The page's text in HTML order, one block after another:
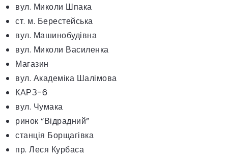
вул. Миколи Шпака
ст. м. Берестейська
вул. Машинобудівна
вул. Миколи Василенка
Магазин
вул. Академіка Шалімова
КАРЗ-6
вул. Чумака
ринок “Відрадний”
станція Борщагівка
пр. Леся Курбаса